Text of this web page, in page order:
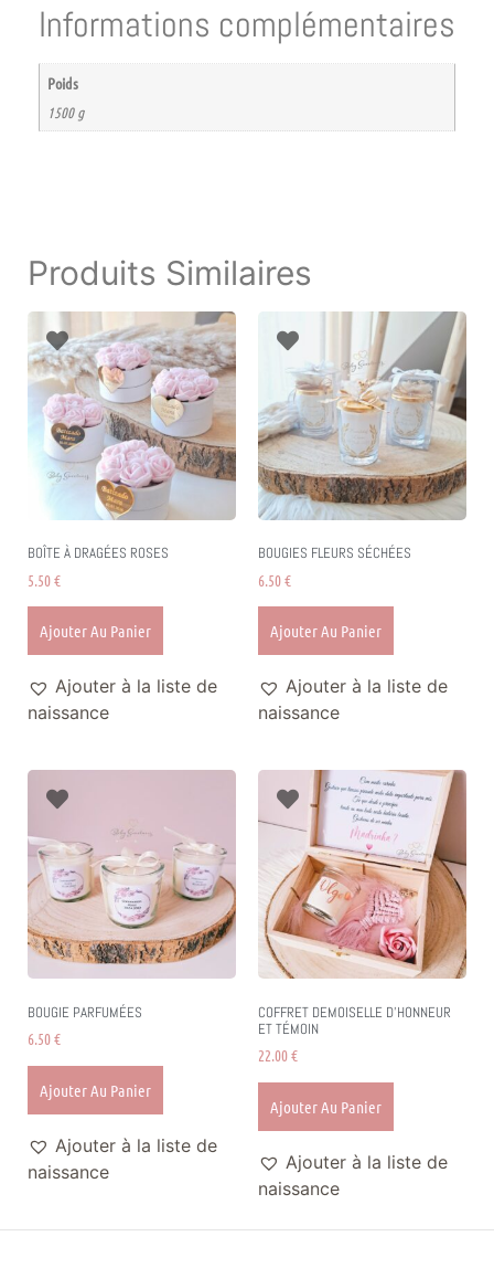
Informations complémentaires
Poids
1500 g
Produits Similaires
BOÎTE À DRAGÉES ROSES
5.50€
Ajouter Au Panier
Ajouter à la liste de
naissance
BOUGIES FLEURS SÉCHÉES
6.50€
Ajouter Au Panier
Ajouter à la liste de
naissance
BOUGIE PARFUMÉES
6.50€
Ajouter Au Panier
Ajouter à la liste de
naissance
COFFRET DEMOISELLE D’HONNEUR
ET TÉMOIN
22.00€
Ajouter Au Panier
Ajouter à la liste de
naissance